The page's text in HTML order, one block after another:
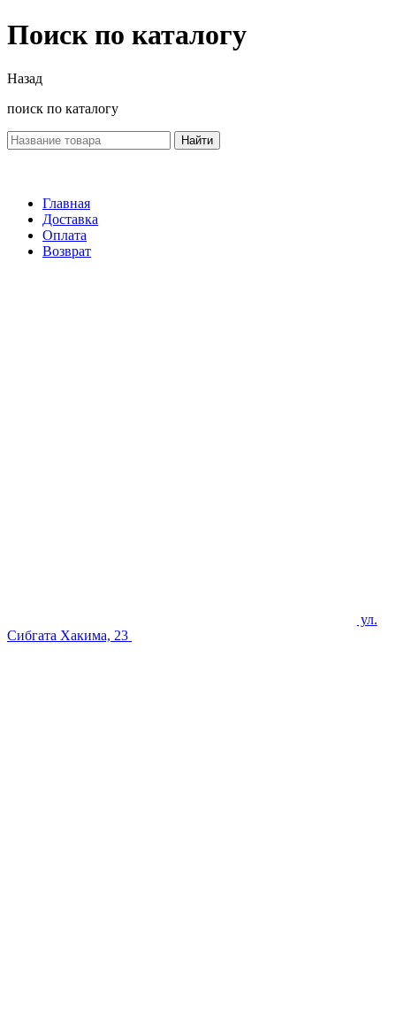
Поиск по каталогу
Назад
поиск по каталогу
Найти
Главная
Доставка
Оплата
Возврат
ул.
Сибгата Хакима, 23